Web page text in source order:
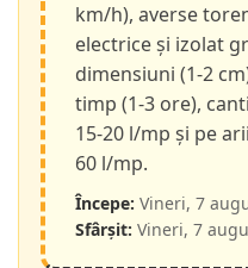
km/h), averse
electrice și izolat
dimensiuni (1-2
timp (1-3 ore),
15-20 l/mp și pe
60 l/mp.
Începe: Vineri, 7
Sfârșit: Vineri, 7